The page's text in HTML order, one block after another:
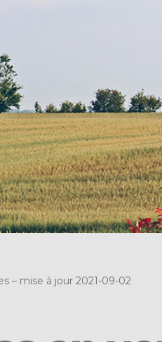
– mise à jour 2021-09-02